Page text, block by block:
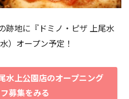
跡地に『ドミノ・ピザ 上尾水
）オープン予定！
水上公園店のオープニング
募集をみる